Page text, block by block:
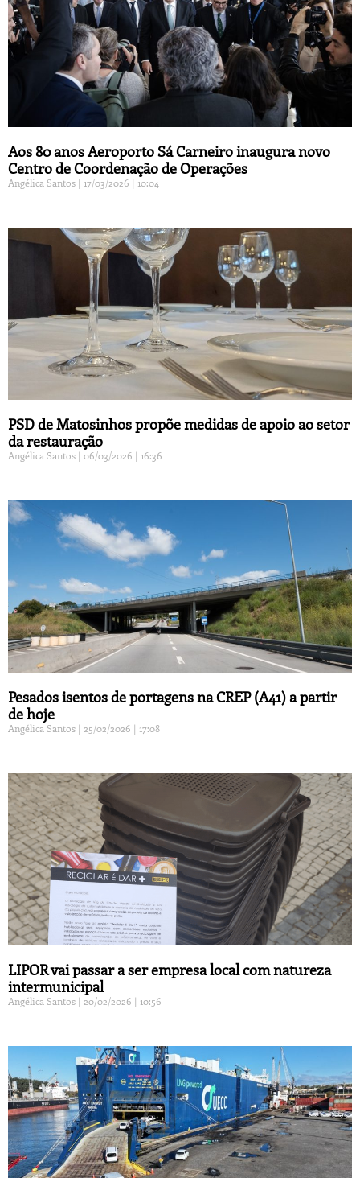
Aos 80 anos Aeroporto Sá Carneiro inaugura novo
Centro de Coordenação de Operações
Angélica Santos 17/03/2026 10:04
PSD de Matosinhos propõe medidas de apoio ao setor
da restauração
Angélica Santos 06/03/2026 16:36
Pesados isentos de portagens na CREP (A41) a partir
de hoje
Angélica Santos 25/02/2026 17:08
LIPOR vai passar a ser empresa local com natureza
intermunicipal
Angélica Santos 20/02/2026 10:56